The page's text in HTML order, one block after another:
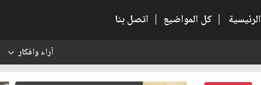
الرئيسية | كل المواضيع | اتصل بنا
آراء وافكار